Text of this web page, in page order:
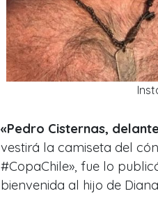
«Pedro Cisternas,
vestirá la camiseta del
#CopaChile», fue lo
bienvenida al hijo de